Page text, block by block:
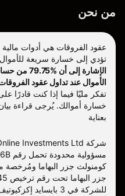
من نحن
عقود الفروقات هي أدوات
تؤدي إلى خسارة سريعة للأموال
الإشارة
الأموال عند تداول عقود
تفكر مليّا فيما إذا كنت قادرًا
خسارة أموالك. يُرجى قراءة
بعناية
كومنولث جزر البهاما ومُرخصة
للشركة في 3